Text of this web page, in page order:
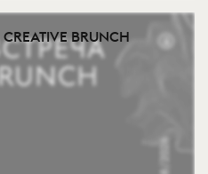
BRUNCH